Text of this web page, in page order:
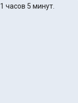
часов 5 минут.